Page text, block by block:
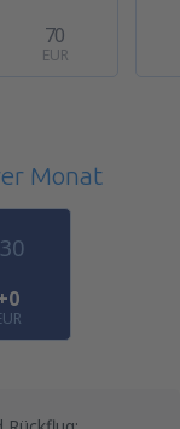
70
EUR
Monat
30